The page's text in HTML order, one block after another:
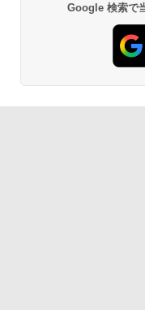
Google 検索で